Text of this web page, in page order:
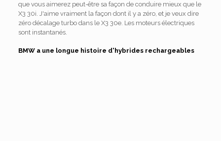
que vous aimerez peut-être sa façon de conduire mieux que le
X3 30i. J'aime vraiment la façon dont il y a zéro, et je veux dire
zéro décalage turbo dans le X3 30e. Les moteurs électriques
sont instantanés.
BMW a une longue histoire d'hybrides rechargeables